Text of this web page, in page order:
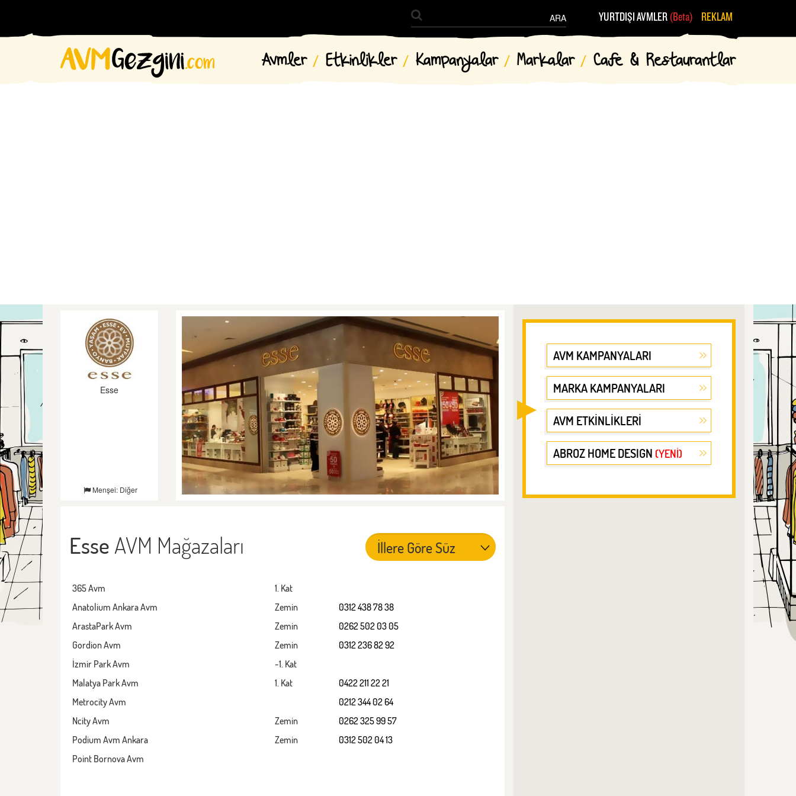
YURTDIŞI AVMLER (Beta) REKLAM
ARA
Avmler Etkinlikler Kampanyalar Markalar Cafe & Restaurantlar
Esse
Menşei: Diğer
Esse AVM Mağazaları
365 Avm
1. Kat
Anatolium Ankara Avm
Zemin
0312 438 78 38
ArastaPark Avm
Zemin
0262 502 03 05
Gordion Avm
Zemin
0312 236 82 92
İzmir Park Avm
-1. Kat
Malatya Park Avm
1. Kat
0422 211 22 21
Metrocity Avm
0212 344 02 64
Ncity Avm
Zemin
0262 325 99 57
Podium Avm Ankara
Zemin
0312 502 04 13
Point Bornova Avm
AVM KAMPANYALARI
MARKA KAMPANYALARI
AVM ETKİNLİKLERİ
ABROZ HOME DESIGN (YENİ)